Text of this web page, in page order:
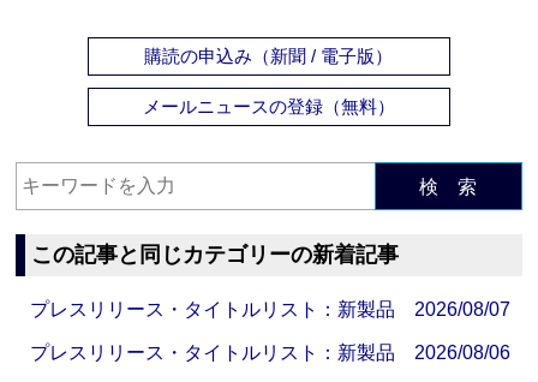
購読の申込み（新聞 / 電子版）
メールニュースの登録（無料）
検 索
この記事と同じカテゴリーの新着記事
プレスリリース・タイトルリスト：新製品 2026/08/07
プレスリリース・タイトルリスト：新製品 2026/08/06